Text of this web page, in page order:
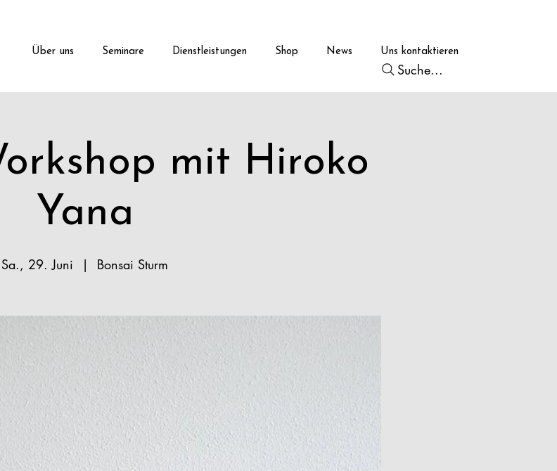
Über uns Seminare Dienstleistungen Shop News Uns kontaktieren
Suche...
mit Hiroko
Yana
Sa., 29. Juni
  |
Bonsai Sturm